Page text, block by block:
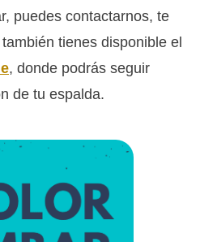
puedes contactarnos, te
tienes disponible el
, donde podrás seguir
de tu espalda.